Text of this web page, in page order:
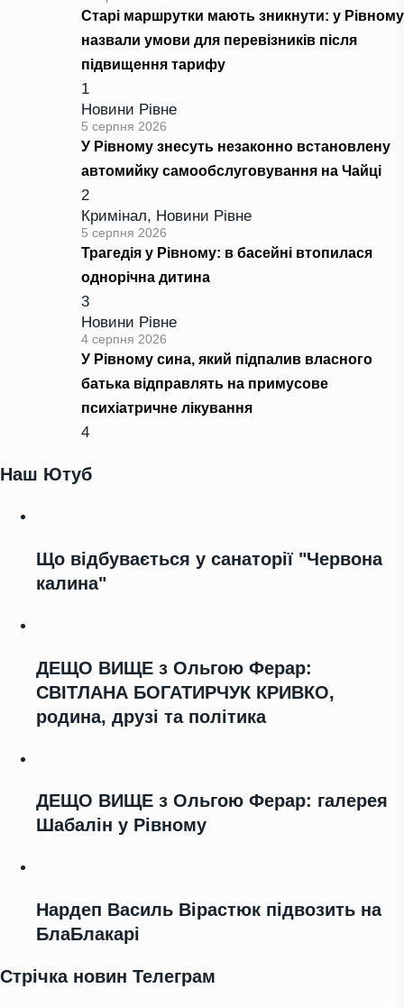
Старі маршрутки мають зникнути: у Рівному
назвали умови для перевізників після
підвищення тарифу
1
Новини Рівне
5 серпня 2026
У Рівному знесуть незаконно встановлену
автомийку самообслуговування на Чайці
2
Кримінал, Новини Рівне
5 серпня 2026
Трагедія у Рівному: в басейні втопилася
однорічна дитина
3
Новини Рівне
4 серпня 2026
У Рівному сина, який підпалив власного
батька відправлять на примусове
психіатричне лікування
4
Наш Ютуб
Що відбувається у санаторії "Червона
калина"
ДЕЩО ВИЩЕ з Ольгою Ферар:
СВІТЛАНА БОГАТИРЧУК КРИВКО,
родина, друзі та політика
ДЕЩО ВИЩЕ з Ольгою Ферар: галерея
Шабалін у Рівному
Нардеп Василь Вірастюк підвозить на
БлаБлакарі
Стрічка новин Телеграм